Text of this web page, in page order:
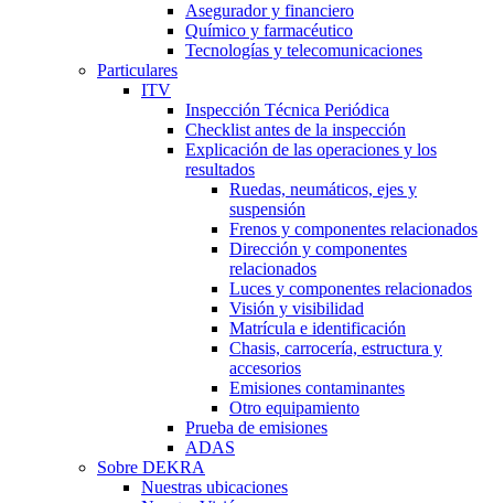
Asegurador y financiero
Químico y farmacéutico
Tecnologías y telecomunicaciones
Particulares
ITV
Inspección Técnica Periódica
Checklist antes de la inspección
Explicación de las operaciones y los
resultados
Ruedas, neumáticos, ejes y
suspensión
Frenos y componentes relacionados
Dirección y componentes
relacionados
Luces y componentes relacionados
Visión y visibilidad
Matrícula e identificación
Chasis, carrocería, estructura y
accesorios
Emisiones contaminantes
Otro equipamiento
Prueba de emisiones
ADAS
Sobre DEKRA
Nuestras ubicaciones